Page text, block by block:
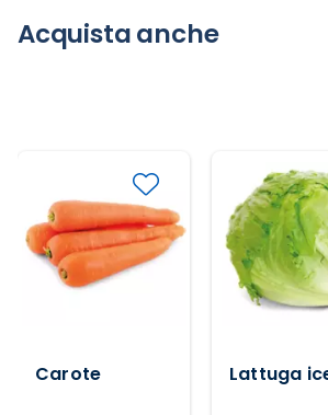
Acquista anche
Carote Lattuga